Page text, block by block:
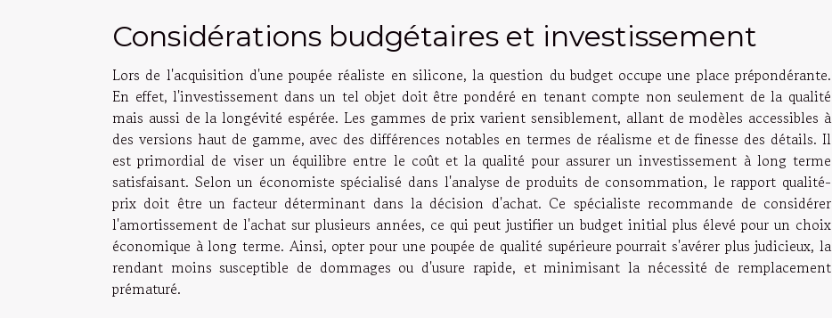
Considérations budgétaires et investissement
Lors de l'acquisition d'une poupée réaliste en silicone, la question du budget occupe une place prépondérante.
En effet, l'investissement dans un tel objet doit être pondéré en tenant compte non seulement de la qualité
mais aussi de la longévité espérée. Les gammes de prix varient sensiblement, allant de modèles accessibles à
des versions haut de gamme, avec des différences notables en termes de réalisme et de finesse des détails. Il
est primordial de viser un équilibre entre le coût et la qualité pour assurer un investissement à long terme
satisfaisant. Selon un économiste spécialisé dans l'analyse de produits de consommation, le rapport qualité-
prix doit être un facteur déterminant dans la décision d'achat. Ce spécialiste recommande de considérer
l'amortissement de l'achat sur plusieurs années, ce qui peut justifier un budget initial plus élevé pour un choix
économique à long terme. Ainsi, opter pour une poupée de qualité supérieure pourrait s'avérer plus judicieux, la
rendant moins susceptible de dommages ou d'usure rapide, et minimisant la nécessité de remplacement
prématuré.